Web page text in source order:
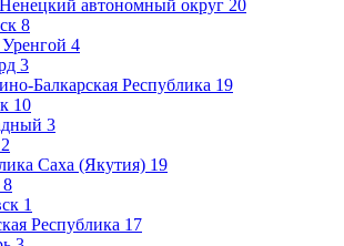
автономный округ 20
8
4
3
Балкарская Республика 19
10
3
2
Саха (Якутия) 19
8
1
Республика 17